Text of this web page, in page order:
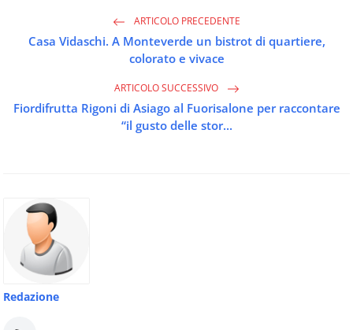
ARTICOLO PRECEDENTE
Casa Vidaschi. A Monteverde un bistrot di quartiere,
colorato e vivace
ARTICOLO SUCCESSIVO
Fiordifrutta Rigoni di Asiago al Fuorisalone per raccontare
“il gusto delle stor...
Redazione